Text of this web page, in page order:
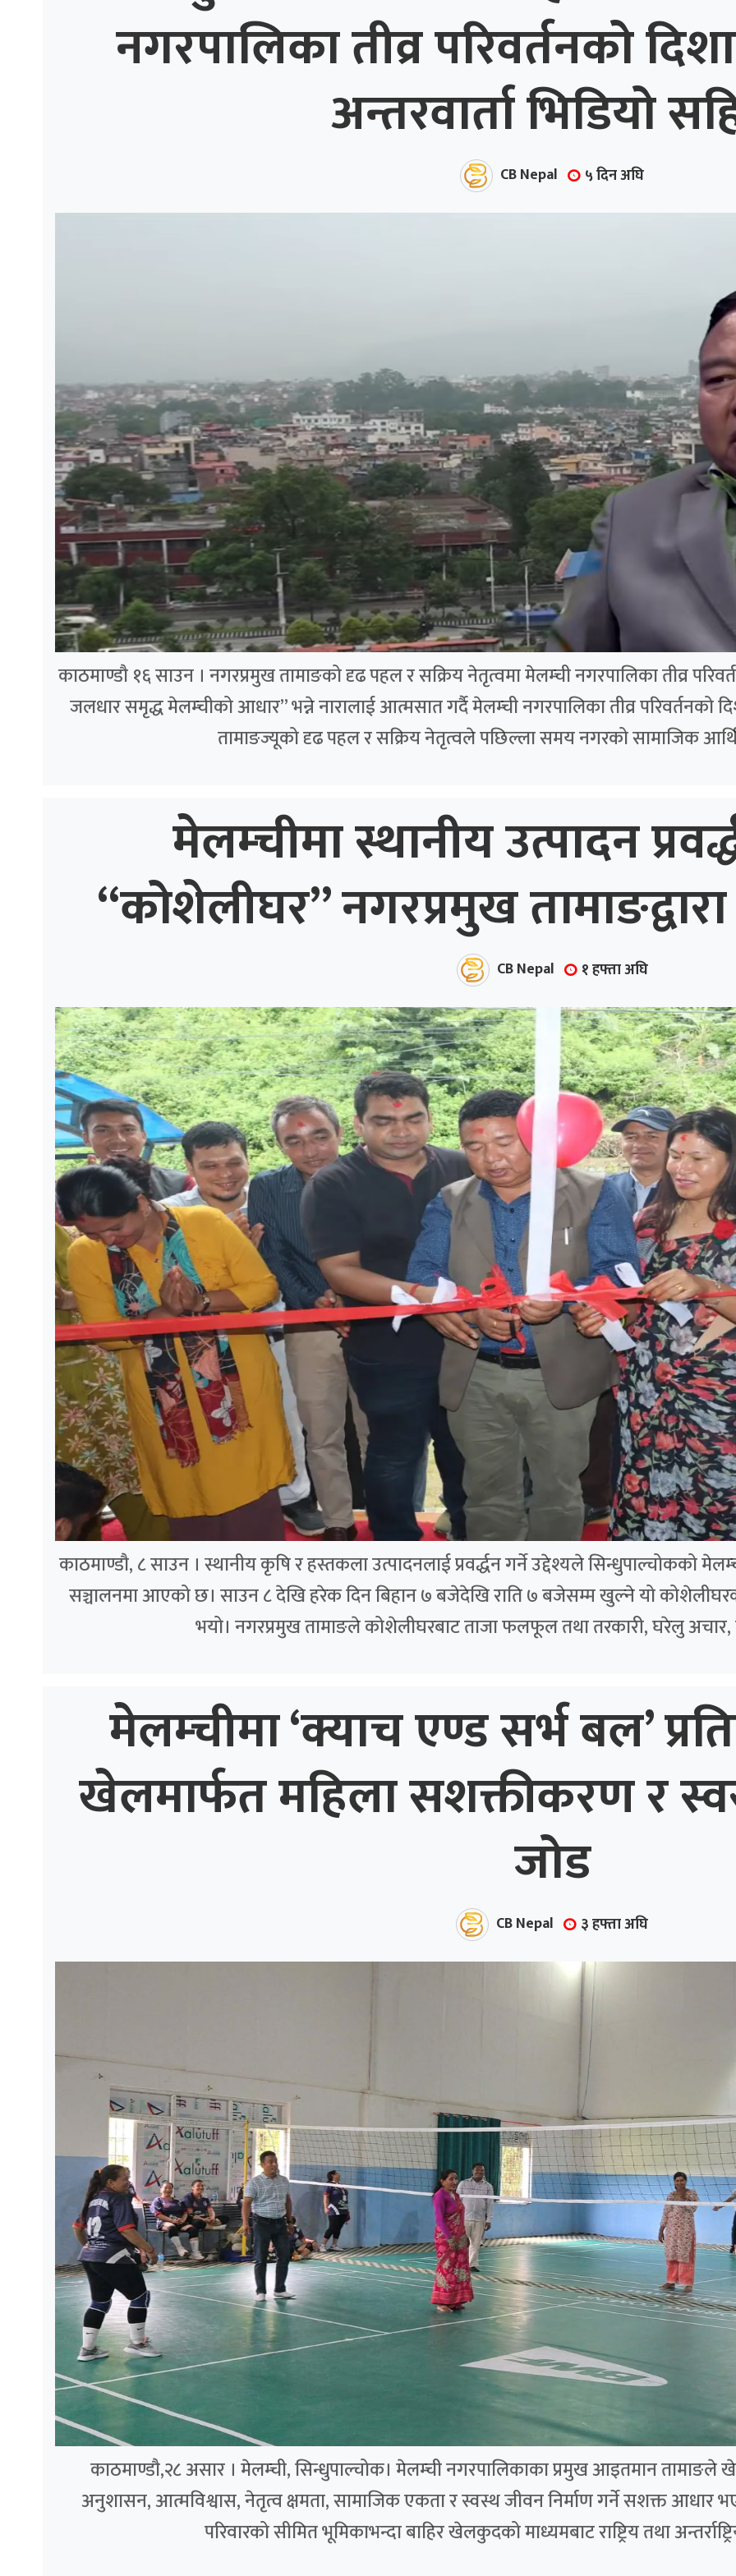
नगरपालिका तीव्र परिवर्तनको
अन्तरवार्ता भिडियो
CB Nepal ५ दिन अघि
काठमाण्डौ १६ साउन । नगरप्रमुख तामाङको दृढ पहल र सक्रिय नेतृत्वमा मेलम्ची नगरपालिका तीव्र
जलधार समृद्ध मेलम्चीको आधार” भन्ने नारालाई आत्मसात गर्दै मेलम्ची नगरपालिका तीव्र परिवर्तनको
तामाङज्यूको दृढ पहल र सक्रिय नेतृत्वले पछिल्ला समय नगरको सामाजिक
मेलम्चीमा स्थानीय उत्पादन
“कोशेलीघर” नगरप्रमुख
CB Nepal १ हफ्ता अघि
काठमाण्डौ, ८ साउन । स्थानीय कृषि र हस्तकला उत्पादनलाई प्रवर्द्धन गर्ने उद्देश्यले सिन्धुपाल्चोकको
सञ्चालनमा आएको छ। साउन ८ देखि हरेक दिन बिहान ७ बजेदेखि राति ७ बजेसम्म खुल्ने यो
भयो। नगरप्रमुख तामाङले कोशेलीघरबाट ताजा फलफूल तथा तरकारी, घरेलु
मेलम्चीमा ‘क्याच एण्ड सर्भ बल’
खेलमार्फत महिला सशक्तीकरण र
जोड
CB Nepal ३ हफ्ता अघि
काठमाण्डौ,२८ असार । मेलम्ची, सिन्धुपाल्चोक। मेलम्ची नगरपालिकाका प्रमुख आइतमान तामाङले
अनुशासन, आत्मविश्वास, नेतृत्व क्षमता, सामाजिक एकता र स्वस्थ जीवन निर्माण गर्ने सशक्त आधार
परिवारको सीमित भूमिकाभन्दा बाहिर खेलकुदको माध्यमबाट राष्ट्रिय तथा